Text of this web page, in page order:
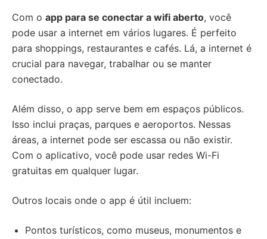
Com o app para se conectar a wifi aberto, você
pode usar a internet em vários lugares. É perfeito
para shoppings, restaurantes e cafés. Lá, a internet é
crucial para navegar, trabalhar ou se manter
conectado.
Além disso, o app serve bem em espaços públicos.
Isso inclui praças, parques e aeroportos. Nessas
áreas, a internet pode ser escassa ou não existir.
Com o aplicativo, você pode usar redes Wi-Fi
gratuitas em qualquer lugar.
Outros locais onde o app é útil incluem:
Pontos turísticos, como museus, monumentos e